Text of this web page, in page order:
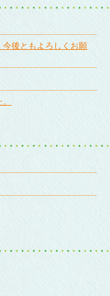
後ともよろしくお願